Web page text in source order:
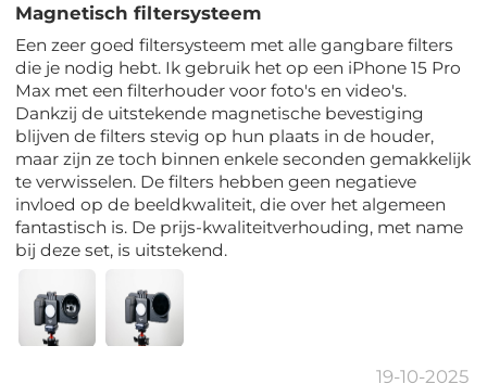
Magnetisch filtersysteem
Een zeer goed filtersysteem met alle gangbare filters
die je nodig hebt. Ik gebruik het op een iPhone 15 Pro
Max met een filterhouder voor foto's en video's.
Dankzij de uitstekende magnetische bevestiging
blijven de filters stevig op hun plaats in de houder,
maar zijn ze toch binnen enkele seconden gemakkelijk
te verwisselen. De filters hebben geen negatieve
invloed op de beeldkwaliteit, die over het algemeen
fantastisch is. De prijs-kwaliteitverhouding, met name
bij deze set, is uitstekend.
19-10-2025